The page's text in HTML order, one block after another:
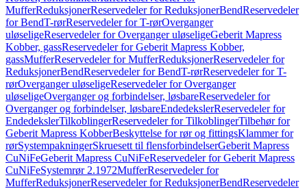
MufferReduksjonerReservedeler for ReduksjonerBendReservedeler
for BendT-rørReservedeler for T-rørOverganger
uløseligeReservedeler for Overganger uløseligeGeberit Mapress
Kobber, gassReservedeler for Geberit Mapress Kobber,
gassMufferReservedeler for MufferReduksjonerReservedeler for
ReduksjonerBendReservedeler for BendT-rørReservedeler for T-
rørOverganger uløseligeReservedeler for Overganger
uløseligeOverganger og forbindelser, løsbareReservedeler for
Overganger og forbindelser, løsbareEndedekslerReservedeler for
EndedekslerTilkoblingerReservedeler for TilkoblingerTilbehør for
Geberit Mapress KobberBeskyttelse for rør og fittingsKlammer for
rørSystempakningerSkruesett til flensforbindelserGeberit Mapress
CuNiFeGeberit Mapress CuNiFeReservedeler for Geberit Mapress
CuNiFeSystemrør 2.1972MufferReservedeler for
MufferReduksjonerReservedeler for ReduksjonerBendReservedeler